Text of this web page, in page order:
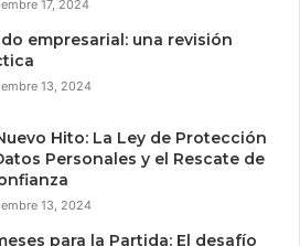
17, 2024
empresarial: una revisión
13, 2024
Hito: La Ley de Protección
Personales y el Rescate de
13, 2024
para la Partida: El desafío